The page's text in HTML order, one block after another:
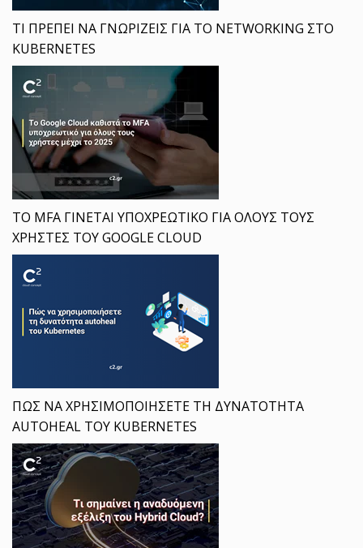
ΤΙ ΠΡΕΠΕΙ ΝΑ ΓΝΩΡΙΖΕΙΣ ΓΙΑ ΤΟ NETWORKING ΣΤΟ
KUBERNETES
ΤΟ MFA ΓΙΝΕΤΑΙ ΥΠΟΧΡΕΩΤΙΚΟ ΓΙΑ ΟΛΟΥΣ ΤΟΥΣ
ΧΡΗΣΤΕΣ ΤΟΥ GOOGLE CLOUD
ΠΩΣ ΝΑ ΧΡΗΣΙΜΟΠΟΙΗΣΕΤΕ ΤΗ ΔΥΝΑΤΟΤΗΤΑ
AUTOHEAL ΤΟΥ KUBERNETES